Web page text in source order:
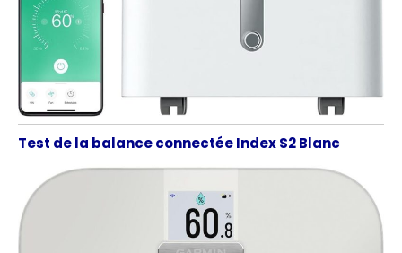
Test de la balance connectée Index S2 Blanc